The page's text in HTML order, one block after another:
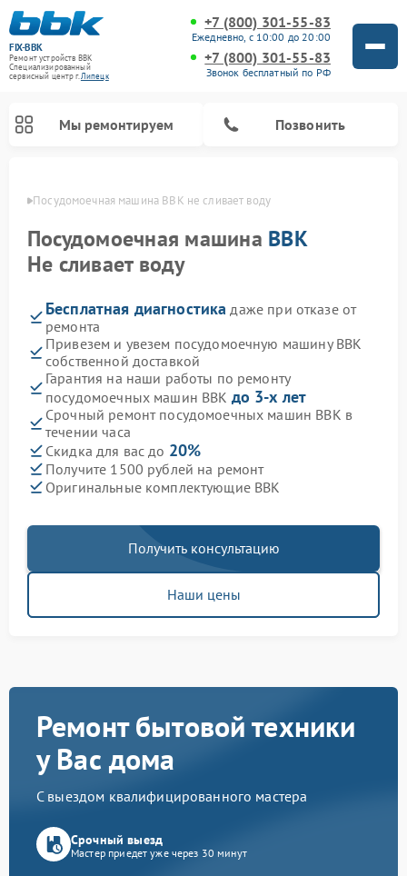
FIX-BBK
Ремонт устройств BBK
Специализированный
cервисный центр г.Липецк
+7 (800) 301-55-83
Ежедневно, с 10:00 до 20:00
+7 (800) 301-55-83
Звонок бесплатный по РФ
Мы ремонтируем Позвонить
Посудомоечная машина BBK не сливает воду
Посудомоечная машина BBK
Не сливает воду
Бесплатная диагностика даже при отказе от
ремонта
Привезем и увезем посудомоечную машину BBK
собственной доставкой
Гарантия на наши работы по ремонту
посудомоечных машин BBK до 3-х лет
Срочный ремонт посудомоечных машин BBK в
течении часа
Скидка для вас до 20%
Получите 1500 рублей на ремонт
Оригинальные комплектующие BBK
Получить консультацию
Наши цены
Ремонт бытовой техники
у Вас дома
С выездом квалифицированного мастера
Срочный выезд
Мастер приедет уже через 30 минут